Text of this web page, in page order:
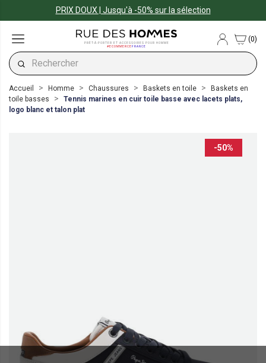
PRIX DOUX | Jusqu'à -50% sur la sélection
PRÊT-À-PORTER ET ACCESSOIRES POUR HOMME
#ECOMMERCEFRANCE
(0)
Accueil Homme Chaussures Baskets en toile
Baskets en
toile basses
Tennis marines en cuir toile basse avec lacets plats,
logo blanc et talon plat
-50%